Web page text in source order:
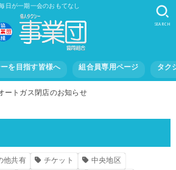
日が一期一会のおもてなし
を目指す皆様へ 組合員専用ページ タク
SEARCH
ートガス閉店のお知らせ
他共有 チケット
中央地区